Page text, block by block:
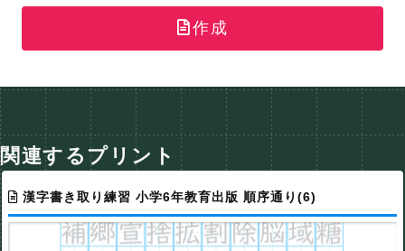
作成
関連するプリント
漢字書き取り練習 小学6年教育出版 順序通り(6)